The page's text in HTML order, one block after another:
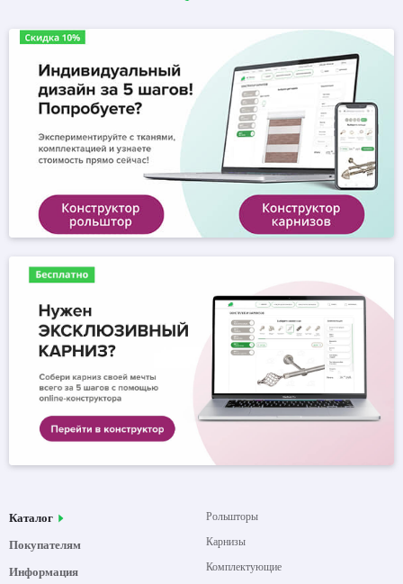
Каталог
Покупателям
Информация
Рольшторы
Карнизы
Комплектующие